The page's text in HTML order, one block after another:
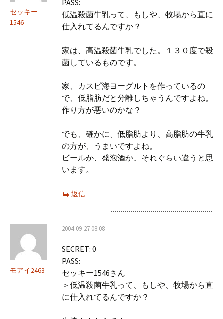
ンセッキー
1546
PASS:
低温殺菌牛乳って、もしや、牧場から直に
仕入れてるんですか？
家は、高温殺菌牛乳でした。１３０度で殺
菌しているものです。
家、カスピ海ヨーグルトを作っているの
で、低脂肪だと分離しちゃうんですよね。
作り方が悪いのかな？
でも、確かに、低脂肪より、高脂肪の牛乳
の方が、うまいですよね。
ビールか、発泡酒か。それぐらい違うと思
います。
返信
モアイ2463
2004-09-27 08:08
SECRET: 0
PASS:
セッキー1546さん
＞低温殺菌牛乳って、もしや、牧場から直
に仕入れてるんですか？